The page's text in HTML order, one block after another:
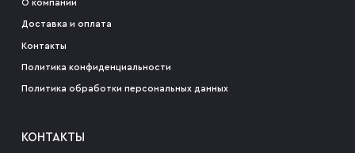
О компании
Доставка и оплата
Контакты
Политика конфиденциальности
Политика обработки персональных данных
КОНТАКТЫ